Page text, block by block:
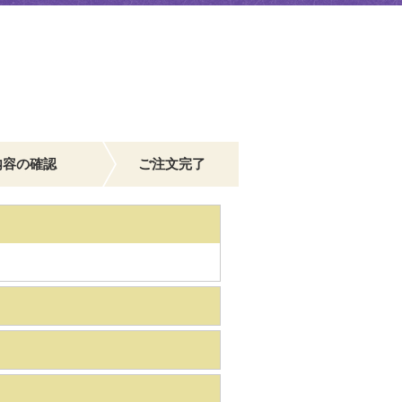
の確認 ご注文完了